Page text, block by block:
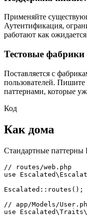
Применяйте
Аутентификация,
работают как
Тестовые фабрики
Поставляется с
пользователей.
паттернами, которые
Код
Как дома
Стандартные паттерны
// routes/web.php
use
Escalated :: routes ();
// app/Models/
use